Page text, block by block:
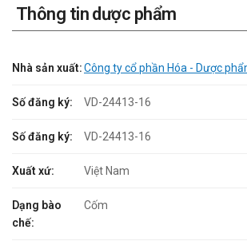
Thông tin dược phẩm
Nhà sản xuất:Công ty cổ phần Hóa - Dược
Số đăng ký: VD-24413-16
Số đăng ký: VD-24413-16
Xuất xứ: Việt Nam
Dạng bào
chế:
Cốm